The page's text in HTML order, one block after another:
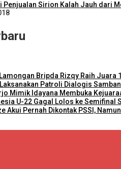
Penjualan Sirion Kalah Jauh dari
Bripda Rizqy Raih Juara
Patroli Dialogis
Mimik Idayana Membuka
U-22 Gagal Lolos ke Semifinal
Akui Pernah Dikontak PSSI,